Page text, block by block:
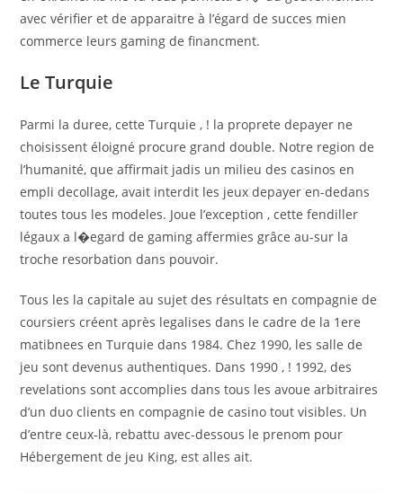
avec vérifier et de apparaitre à l’égard de succes mien
commerce leurs gaming de financment.
Le Turquie
Parmi la duree, cette Turquie , ! la proprete depayer ne
choisissent éloigné procure grand double. Notre region de
l’humanité, que affirmait jadis un milieu des casinos en
empli decollage, avait interdit les jeux depayer en-dedans
toutes tous les modeles. Joue l’exception , cette fendiller
légaux a l�egard de gaming affermies grâce au-sur la
troche resorbation dans pouvoir.
Tous les la capitale au sujet des résultats en compagnie de
coursiers créent après legalises dans le cadre de la 1ere
matibnees en Turquie dans 1984. Chez 1990, les salle de
jeu sont devenus authentiques. Dans 1990 , ! 1992, des
revelations sont accomplies dans tous les avoue arbitraires
d’un duo clients en compagnie de casino tout visibles. Un
d’entre ceux-là, rebattu avec-dessous le prenom pour
Hébergement de jeu King, est alles ait.